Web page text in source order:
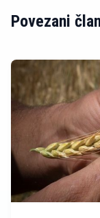
Povezani